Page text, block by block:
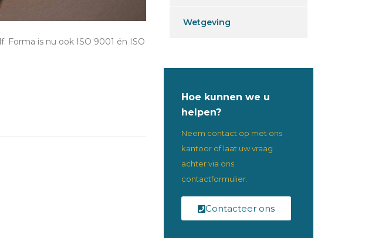
is nu ook ISO 9001 én ISO
Wetgeving
Hoe kunnen we u
helpen?
Neem contact op met ons
kantoor of laat uw vraag
achter via ons
contactformulier.
Contacteer ons